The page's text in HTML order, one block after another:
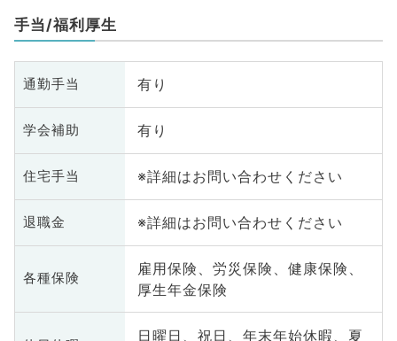
手当/福利厚生
通勤手当 有り
学会補助 有り
住宅手当 ※詳細はお問い合わせください
退職金 ※詳細はお問い合わせください
各種保険
雇用保険、労災保険、健康保険、
厚生年金保険
日曜日、祝日、年末年始休暇、夏